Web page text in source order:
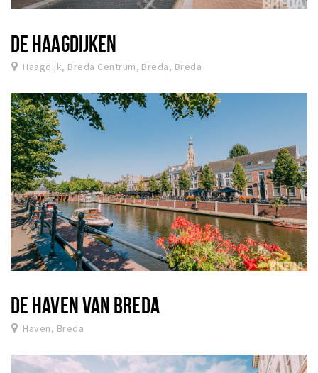
DE HAAGDIJKEN
Haagdijk, Breda Centrum, Breda, Breda
DE HAVEN VAN BREDA
Haven, Breda